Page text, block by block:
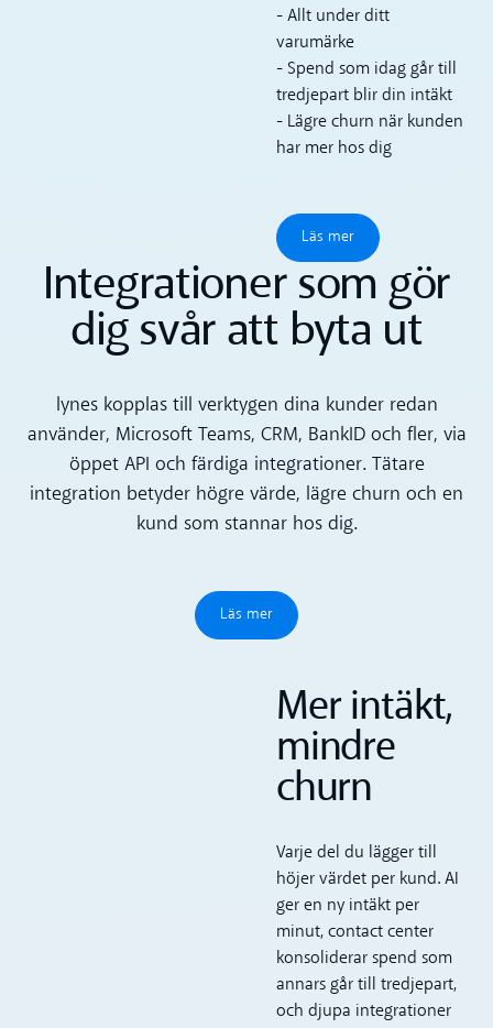
- Allt under ditt
varumärke
- Spend som idag går till
tredjepart blir din intäkt
- Lägre churn när kunden
har mer hos dig
Läs mer
Läs mer
Integrationer som gör
dig svår att byta ut
lynes kopplas till verktygen dina kunder redan
använder, Microsoft Teams, CRM, BankID och fler, via
öppet API och färdiga integrationer. Tätare
integration betyder högre värde, lägre churn och en
kund som stannar hos dig.
Läs mer
Läs mer
Mer intäkt,
mindre
churn
Varje del du lägger till
höjer värdet per kund. AI
ger en ny intäkt per
minut, contact center
konsoliderar spend som
annars går till tredjepart,
och djupa integrationer